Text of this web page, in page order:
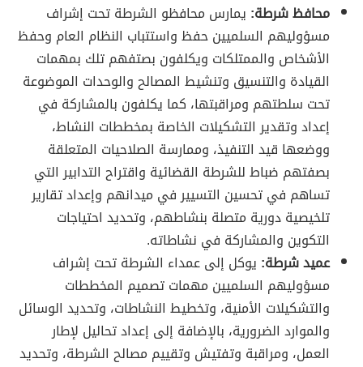
محافظ شرطة: يمارس محافظو الشرطة تحت إشراف
مسؤوليهم السلميين حفظ واستتباب النظام العام وحفظ
الأشخاص والممتلكات ويكلفون بصتفهم تلك بمهمات
القيادة والتنسيق وتنشيط المصالح والوحدات الموضوعة
تحت سلطتهم ومراقبتها، كما يكلفون بالمشاركة في
إعداد وتقدير التشكيلات الخاصة بمخططات النشاط،
ووضعها قيد التنفيذ، وممارسة الصلاحيات المتعلقة
بصفتهم ضباط للشرطة القضائية واقتراح التدابير التي
تساهم في تحسين التسيير في ميدانهم وإعداد تقارير
تلخيصية دورية متصلة بنشاطهم، وتحديد احتياجات
التكوين والمشاركة في نشاطاته.
عميد شرطة: يوكل إلى عمداء الشرطة تحت إشراف
مسؤوليهم السلميين مهمات تصميم المخططات
والتشكيلات الأمنية، وتخطيط النشاطات، وتحديد الوسائل
والموارد الضرورية، بالإضافة إلى إعداد تحاليل لإطار
العمل، ومراقبة وتفتيش وتقييم مصالح الشرطة، وتحديد